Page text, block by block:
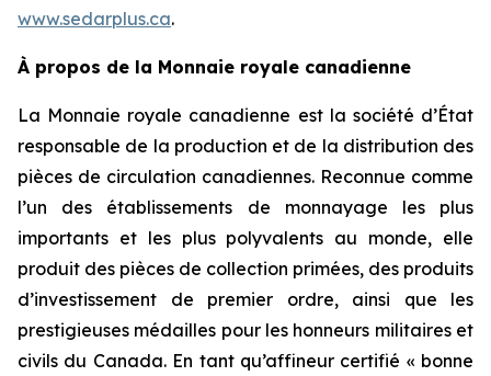
www.sedarplus.ca.
À propos de la Monnaie royale canadienne
La Monnaie royale canadienne est la société d’État
responsable de la production et de la distribution des
pièces de circulation canadiennes. Reconnue comme
l’un des établissements de monnayage les plus
importants et les plus polyvalents au monde, elle
produit des pièces de collection primées, des produits
d’investissement de premier ordre, ainsi que les
prestigieuses médailles pour les honneurs militaires et
civils du Canada. En tant qu’affineur certifié « bonne